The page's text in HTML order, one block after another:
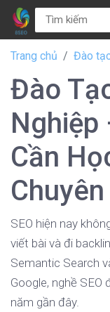
Trang chủ Đào
Đào
Nghiệp
Cần
SEO hiện nay
viết bài và đi
Semantic Search
Google, nghề
năm gần đây.